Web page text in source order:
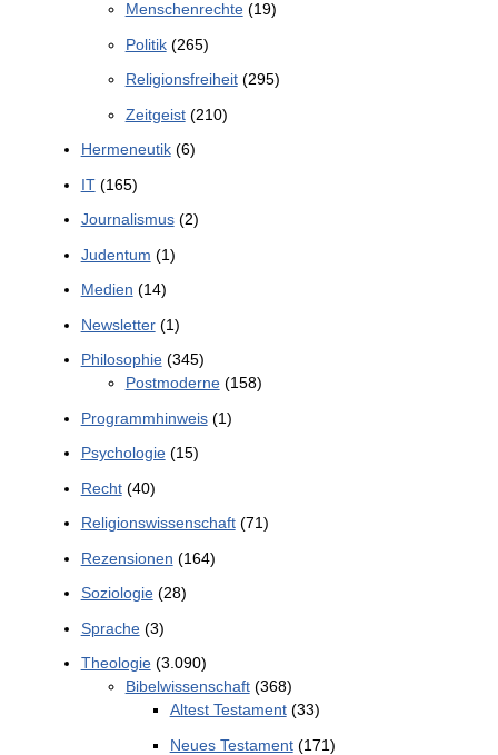
Menschenrechte(19)
Politik(265)
Religionsfreiheit(295)
Zeitgeist(210)
Hermeneutik(6)
IT(165)
Journalismus(2)
Judentum (1)
Medien (14)
Newsletter(1)
Philosophie(345)
Postmoderne(158)
Programmhinweis(1)
Psychologie(15)
Recht(40)
Religionswissenschaft(71)
Rezensionen (164)
Soziologie(28)
Sprache(3)
Theologie(3.090)
Bibelwissenschaft(368)
Altest Testament(33)
Neues Testament(171)